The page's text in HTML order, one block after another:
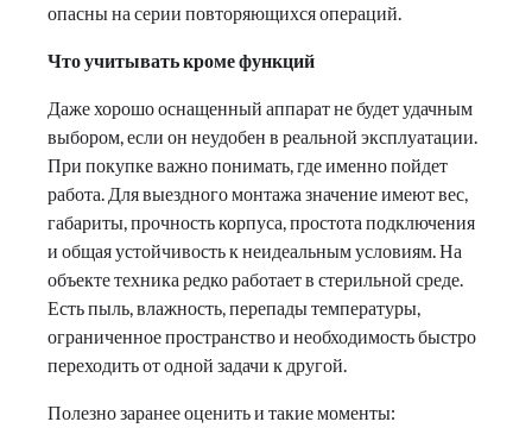
опасны на серии повторяющихся операций.
Что учитывать кроме функций
Даже хорошо оснащенный аппарат не будет удачным
выбором, если он неудобен в реальной эксплуатации.
При покупке важно понимать, где именно пойдет
работа. Для выездного монтажа значение имеют вес,
габариты, прочность корпуса, простота подключения
и общая устойчивость к неидеальным условиям. На
объекте техника редко работает в стерильной среде.
Есть пыль, влажность, перепады температуры,
ограниченное пространство и необходимость быстро
переходить от одной задачи к другой.
Полезно заранее оценить и такие моменты: